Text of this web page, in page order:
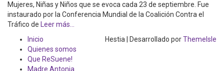
Mujeres, Niñas y Niños que se evoca cada 23 de septiembre. Fue
instaurado por la Conferencia Mundial de la Coalición Contra el
Tráfico de Leer más…
Inicio
Quienes somos
Que ReSuene!
Madre Antonia
Hestia | Desarrollado porThemeIsle